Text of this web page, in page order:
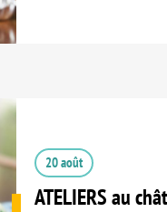
20 août
ATELIERS au